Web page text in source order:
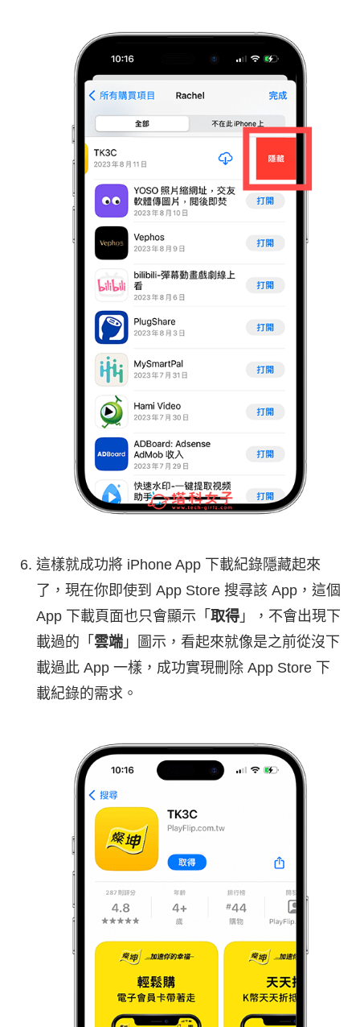
這樣就成功將 iPhone App 下載紀錄隱藏起來
了，現在你即使到 App Store 搜尋該 App，這個
App 下載頁面也只會顯示「 取得 」，不會出現下
載過的「 雲端 」圖示，看起來就像是之前從沒下
載過此 App 一樣，成功實現刪除 App Store 下
載紀錄的需求。